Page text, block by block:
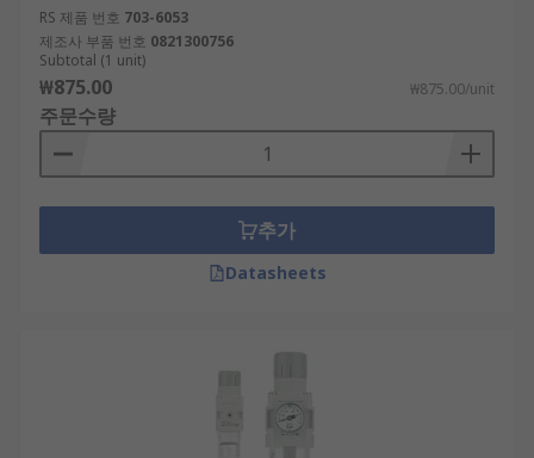
RS 제품 번호 703-6053
제조사 부품 번호 0821300756
Subtotal (1 unit)
₩875.00 ₩875.00/unit
주문수량
추가
Datasheets